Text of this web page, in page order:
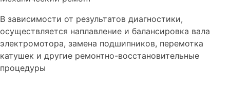
В зависимости от результатов диагностики,
осуществляется наплавление и балансировка вала
электромотора, замена подшипников, перемотка
катушек и другие ремонтно-восстановительные
процедуры